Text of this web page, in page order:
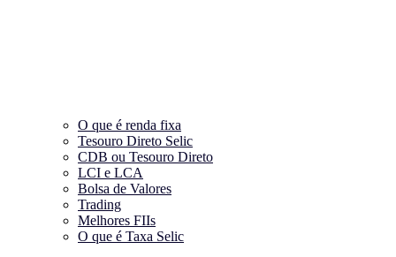
O que é renda fixa
Tesouro Direto Selic
CDB ou Tesouro Direto
LCI e LCA
Bolsa de Valores
Trading
Melhores FIIs
O que é Taxa Selic